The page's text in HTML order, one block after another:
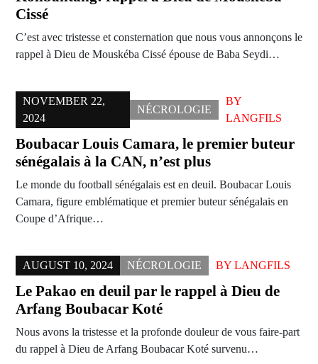
Cissé
C’est avec tristesse et consternation que nous vous annonçons le
rappel à Dieu de Mouskéba Cissé épouse de Baba Seydi…
NOVEMBER 22,
2024
NÉCROLOGIE
BY
LANGFILS
Boubacar Louis Camara, le premier buteur
sénégalais à la CAN, n’est plus
Le monde du football sénégalais est en deuil. Boubacar Louis
Camara, figure emblématique et premier buteur sénégalais en
Coupe d’Afrique…
AUGUST 10, 2024 NÉCROLOGIE BY LANGFILS
Le Pakao en deuil par le rappel à Dieu de
Arfang Boubacar Koté
Nous avons la tristesse et la profonde douleur de vous faire-part
du rappel à Dieu de Arfang Boubacar Koté survenu…